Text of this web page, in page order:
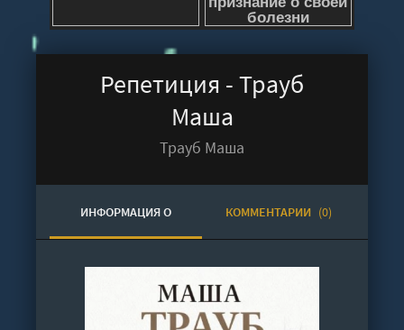
Репетиция - Трауб
Маша
Трауб Маша
ИНФОРМАЦИЯ О
АУДИОКНИГЕ
КОММЕНТАРИИ (0)